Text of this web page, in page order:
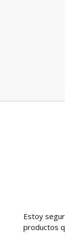
Estoy
productos